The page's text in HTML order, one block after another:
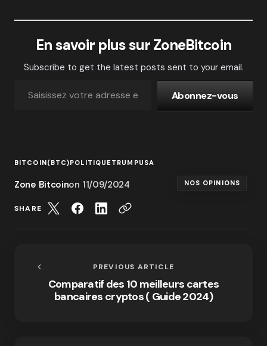
En savoir plus sur ZoneBitcoin
Subscribe to get the latest posts sent to your email.
Abonnez-vous
BITCOIN(BTC)POLITIQUETRUMPUSA
Zone Bitcoinon 11/09/2024 NOS OPINIONS
SHARE
PREVIOUS ARTICLE
Comparatif des 10 meilleurs cartes
bancaires cryptos ( Guide 2024)